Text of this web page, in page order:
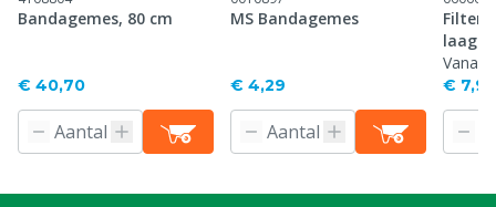
Bandagemes, 80 cm
€ 40,70
MS Bandagemes
€ 4,29
laags,
Vanaf
€ 7,95